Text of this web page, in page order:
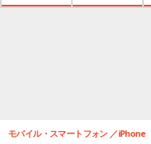
モバイル・スマートフォン iPhone